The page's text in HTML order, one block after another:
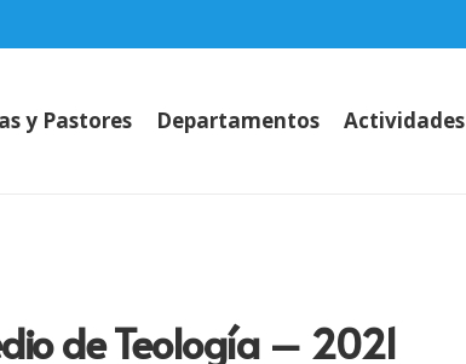
y Pastores Departamentos Actividades
de Teología – 2021